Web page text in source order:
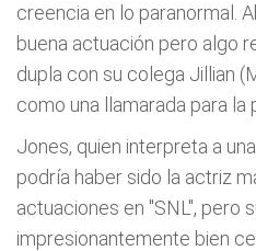
creencia en lo paranormal.
buena actuación pero algo
dupla con su colega Jillian
como una llamarada para la
Jones, quien interpreta a
podría haber sido la actriz
actuaciones en "SNL", pero
impresionantemente bien